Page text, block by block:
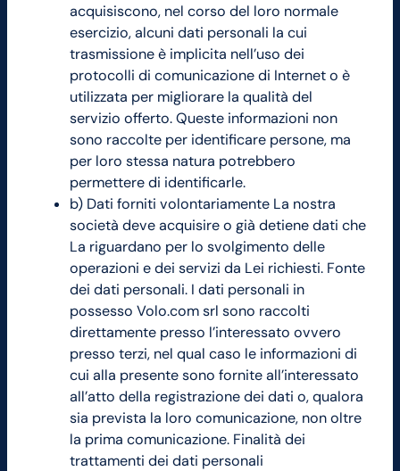
acquisiscono, nel corso del loro normale
esercizio, alcuni dati personali la cui
trasmissione è implicita nell’uso dei
protocolli di comunicazione di Internet o è
utilizzata per migliorare la qualità del
servizio offerto. Queste informazioni non
sono raccolte per identificare persone, ma
per loro stessa natura potrebbero
permettere di identificarle.
b) Dati forniti volontariamente La nostra
società deve acquisire o già detiene dati che
La riguardano per lo svolgimento delle
operazioni e dei servizi da Lei richiesti. Fonte
dei dati personali. I dati personali in
possesso Volo.com srl sono raccolti
direttamente presso l’interessato ovvero
presso terzi, nel qual caso le informazioni di
cui alla presente sono fornite all’interessato
all’atto della registrazione dei dati o, qualora
sia prevista la loro comunicazione, non oltre
la prima comunicazione. Finalità dei
trattamenti dei dati personali